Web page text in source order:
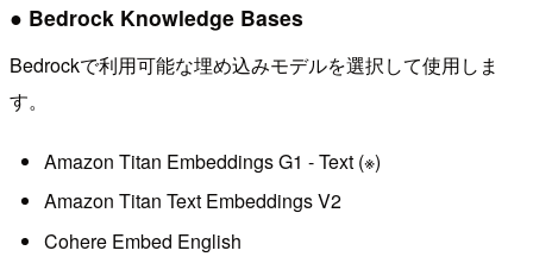
● Bedrock Knowledge Bases
Bedrockで利用可能な埋め込みモデルを選択して使用しま
す。
Amazon Titan Embeddings G1 - Text (※)
Amazon Titan Text Embeddings V2
Cohere Embed English